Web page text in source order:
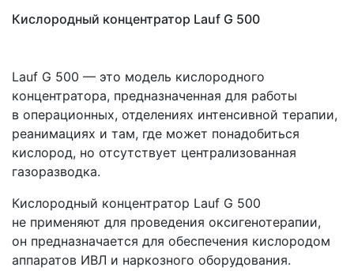
Кислородный концентратор Lauf G 500
Lauf G 500 — это модель кислородного
концентратора, предназначенная для работы
в операционных, отделениях интенсивной терапии,
реанимациях и там, где может понадобиться
кислород, но отсутствует централизованная
газоразводка.
Кислородный концентратор Lauf G 500
не применяют для проведения оксигенотерапии,
он предназначается для обеспечения кислородом
аппаратов ИВЛ и наркозного оборудования.